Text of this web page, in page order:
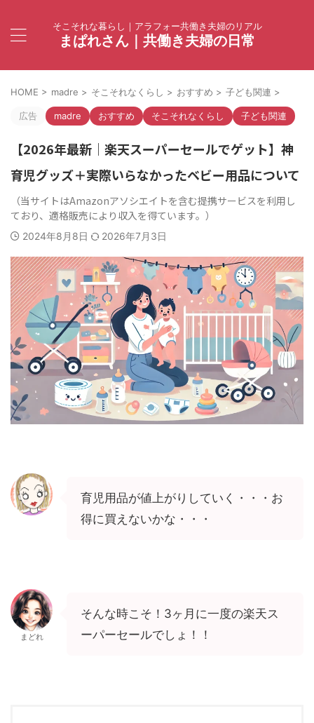
そこそれな暮らし｜アラフォー共働き夫婦のリアル
まぱれさん｜共働き夫婦の日常
HOME > madre > そこそれなくらし > おすすめ > 子ども関連 >
広告 madre おすすめ そこそれなくらし 子ども関連
【2026年最新｜楽天スーパーセールでゲット】神
育児グッズ＋実際いらなかったベビー用品について
2024年8月8日 2026年7月3日
育児用品が値上がりしていく・・・お
得に買えないかな・・・
まどれ
そんな時こそ！3ヶ月に一度の楽天ス
ーパーセールでしょ！！